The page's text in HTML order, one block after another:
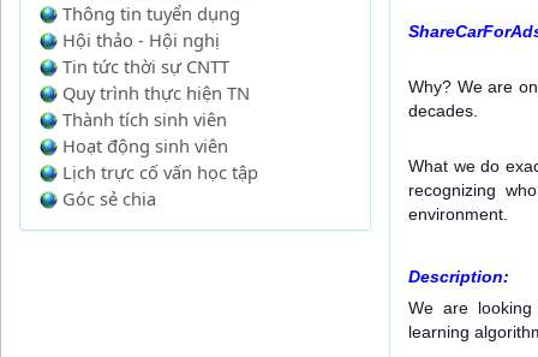
Thông tin tuyển dụng
Hội thảo - Hội nghị
Tin tức thời sự CNTT
Quy trình thực hiện TN
Thành tích sinh viên
Hoạt động sinh viên
Lịch trực cố vấn học tập
Góc sẻ chia
Why? We are
decades.
What we do
recognizing
environment.
Description:
We are
learning